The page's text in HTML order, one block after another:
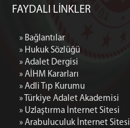
FAYDALI LİNKLER
» Bağlantılar
» Hukuk Sözlüğü
» Adalet Dergisi
» AİHM Kararları
» Adli Tıp Kurumu
» Türkiye Adalet Akademisi
» Uzlaştırma İnternet Sitesi
» Arabuluculuk İnternet Sitesi